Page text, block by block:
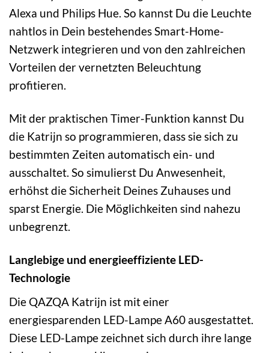
Alexa und Philips Hue. So kannst Du die Leuchte
nahtlos in Dein bestehendes Smart-Home-
Netzwerk integrieren und von den zahlreichen
Vorteilen der vernetzten Beleuchtung
profitieren.
Mit der praktischen Timer-Funktion kannst Du
die Katrijn so programmieren, dass sie sich zu
bestimmten Zeiten automatisch ein- und
ausschaltet. So simulierst Du Anwesenheit,
erhöhst die Sicherheit Deines Zuhauses und
sparst Energie. Die Möglichkeiten sind nahezu
unbegrenzt.
Langlebige und energieeffiziente LED-
Technologie
Die QAZQA Katrijn ist mit einer
energiesparenden LED-Lampe A60 ausgestattet.
Diese LED-Lampe zeichnet sich durch ihre lange